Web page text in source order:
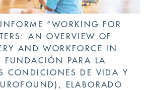
“WORKING FOR
AN OVERVIEW OF
AND WORKFORCE IN
FUNDACIÓN PARA LA
CONDICIONES DE VIDA Y
ELABORADO